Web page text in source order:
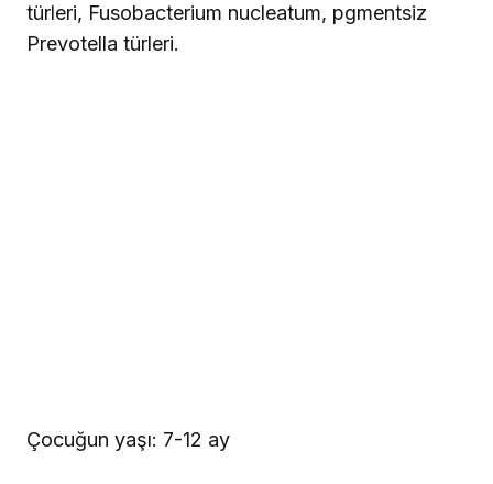
türleri, Fusobacterium nucleatum, pgmentsiz
Prevotella türleri.
Çocuğun yaşı: 7-12 ay